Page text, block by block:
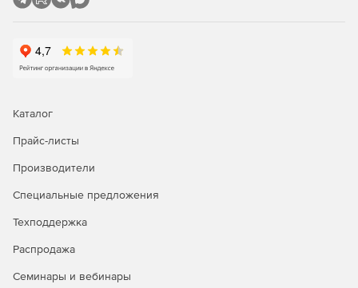
Каталог
Прайс-листы
Производители
Специальные предложения
Техподдержка
Распродажа
Семинары и вебинары